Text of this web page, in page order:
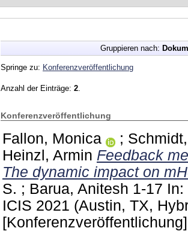
Gruppieren nach:
Springe zu: Konferenzveröffentlichung
Anzahl der Einträge: 2
Konferenzveröffentlichung
Fallon, Monica ;
Heinzl, Armin Feedback
The dynamic impact on
S. ; Barua, Anitesh 1-17 In:
ICIS 2021 (Austin, TX,
[Konferenzveröffentlichung]